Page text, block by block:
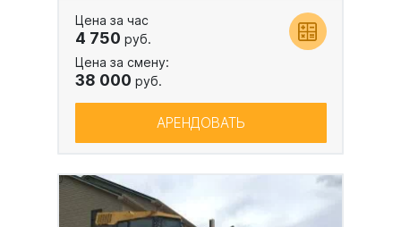
Цена за час
4 750 руб.
Цена за смену:
38 000 руб.
АРЕНДОВАТЬ